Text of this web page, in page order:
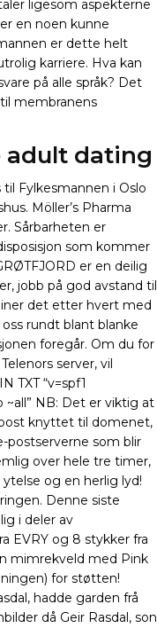
ligesom aspekterne
en noen kunne
er dette helt
karriere. Hva kan
på alle språk? Det
membranens
adult dating
Fylkesmannen i Oslo
Möller’s Pharma
Sårbarheten er
som kommer
er en deilig
jobb på god avstand til
det etter hvert med
rundt blant blanke
foregår. Om du for
server, vil
TXT “v=spf1
~all” NB: Det er viktig at
knyttet til domenet,
postserverne som blir
over hele tre timer,
og en herlig lyd!
Denne siste
i deler av
EVRY og 8 stykker fra
mimrekveld med Pink
for støtten!
hadde garden frå
då Geir Rasdal, son